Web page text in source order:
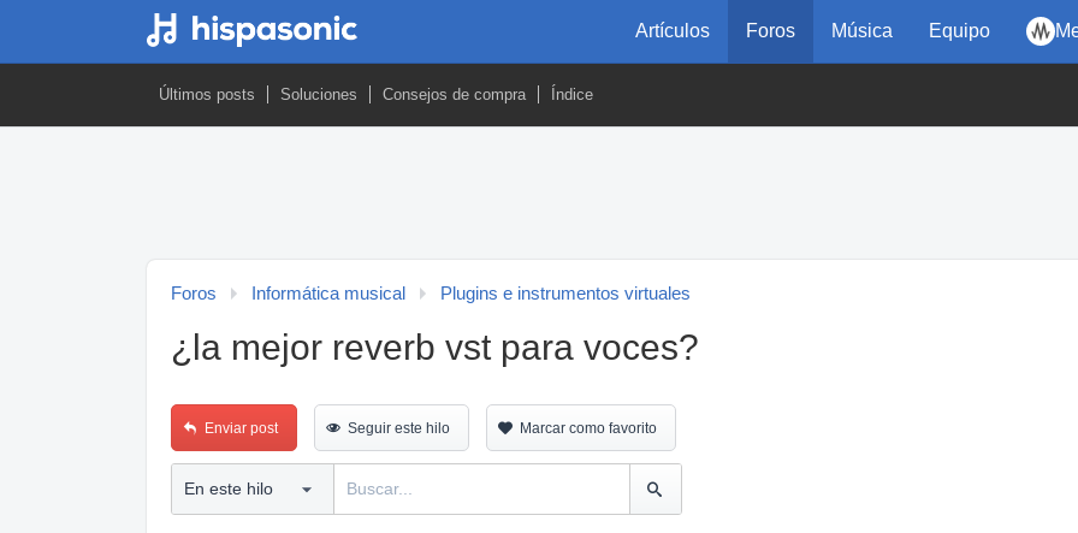
Artículos Foros Música Equipo
Últimos posts Soluciones Consejos de compra Índice
Foros Informática musical Plugins e instrumentos virtuales
¿la mejor reverb vst para voces?
Enviar post Seguir este hilo Marcar como favorito